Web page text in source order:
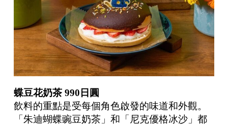
蝶豆花奶茶990 日圓
飲料的重點是受每個角色啟發的味道和外觀。
「朱迪蝴蝶豌豆奶茶」和「尼克優格冰沙」都